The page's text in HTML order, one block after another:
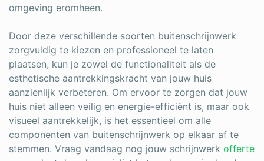
omgeving eromheen.
Door deze verschillende soorten buitenschrijnwerk
zorgvuldig te kiezen en professioneel te laten
plaatsen, kun je zowel de functionaliteit als de
esthetische aantrekkingskracht van jouw huis
aanzienlijk verbeteren. Om ervoor te zorgen dat jouw
huis niet alleen veilig en energie-efficiënt is, maar ook
visueel aantrekkelijk, is het essentieel om alle
componenten van buitenschrijnwerk op elkaar af te
stemmen. Vraag vandaag nog jouw schrijnwerk offerte